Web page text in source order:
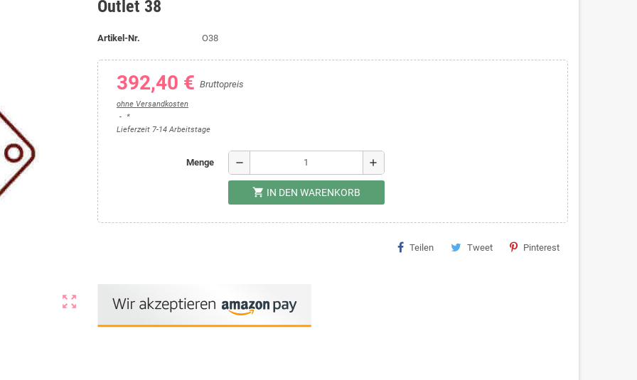
zoom_out_map
Outlet 38
Artikel-Nr. O38
392,40 € Bruttopreis
ohne Versandkosten
*
Lieferzeit 7-14 Arbeitstage
Menge remove add
shopping_cart IN DEN WARENKORB
Teilen Tweet Pinterest